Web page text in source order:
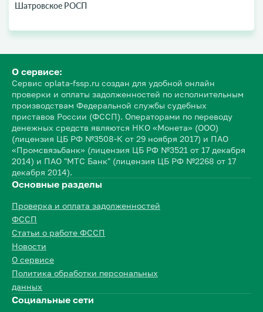
Шатровское РОСП
О сервисе:
Сервис oplata-fssp.ru создан для удобной онлайн
проверки и оплаты задолженностей по исполнительным
производствам Федеральной службы судебных
приставов России (ФССП). Операторами по переводу
денежных средств являются НКО «Монета» (ООО)
(лицензия ЦБ РФ №3508-К от 29 ноября 2017) и ПАО
«Промсвязьбанк» (лицензия ЦБ РФ №3521 от 17 декабря
2014) и ПАО "МТС Банк" (лицензия ЦБ РФ №2268 от 17
декабря 2014).
Основные разделы
Проверка и оплата задолженностей
ФССП
Статьи о работе ФССП
Новости
О сервисе
Политика обработки персональных
данных
Социальные сети